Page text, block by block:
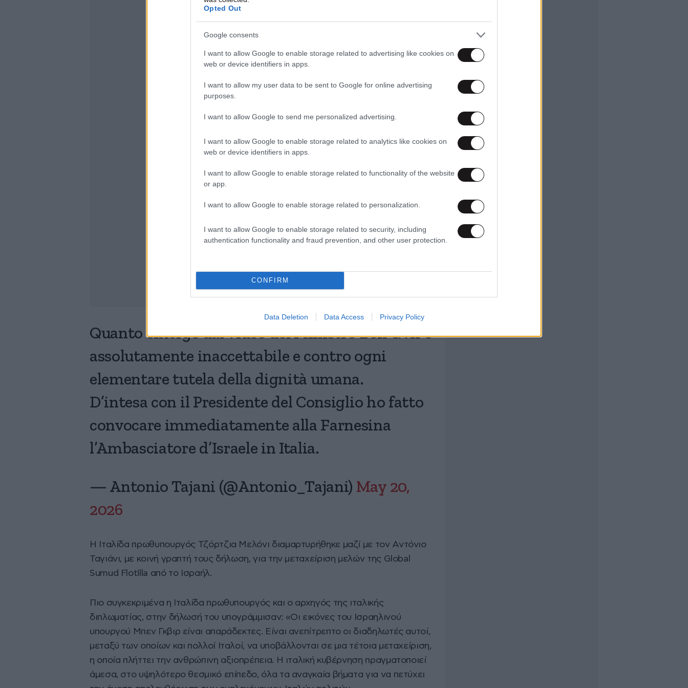
Opted Out
Google consents
I want to allow Google to enable storage related to advertising like cookies on
web or device identifiers in apps.
I want to allow my user data to be sent to Google for online advertising
purposes.
I want to allow Google to send me personalized advertising.
I want to allow Google to enable storage related to analytics like cookies on
web or device identifiers in apps.
I want to allow Google to enable storage related to functionality of the website
or app.
I want to allow Google to enable storage related to personalization.
I want to allow Google to enable storage related to security, including
authentication functionality and fraud prevention, and other user protection.
CONFIRM
Data Deletion Data Access Privacy Policy
Quanto emerge dal video del Ministro Ben Gvir è
assolutamente inaccettabile e contro ogni
elementare tutela della dignità umana.
D’intesa con il Presidente del Consiglio ho fatto
convocare immediatamente alla Farnesina
l’Ambasciatore d’Israele in Italia.
— Antonio Tajani (@Antonio_Tajani) May 20,
2026
Η Ιταλίδα πρωθυπουργός Τζόρτζια Μελόνι διαμαρτυρήθηκε μαζί με τον Αντόνιο
Ταγιάνι, με κοινή γραπτή τους δήλωση, για την μεταχείριση μελών της Global
Sumud Flotilla από το Ισραήλ.
Πιο συγκεκριμένα η Ιταλίδα πρωθυπουργός και ο αρχηγός της ιταλικής
διπλωματίας, στην δήλωσή του υπογράμμισαν: «Οι εικόνες του Ισραηλινού
υπουργού Μπεν Γκβιρ είναι απαράδεκτες. Είναι ανεπίτρεπτο οι διαδηλωτές αυτοί,
μεταξύ των οποίων και πολλοί Ιταλοί, να υποβάλλονται σε μια τέτοια μεταχείριση,
η οποία πλήττει την ανθρώπινη αξιοπρέπεια. Η ιταλική κυβέρνηση πραγματοποιεί
άμεσα, στο υψηλότερο θεσμικό επίπεδο, όλα τα αναγκαία βήματα για να πετύχει